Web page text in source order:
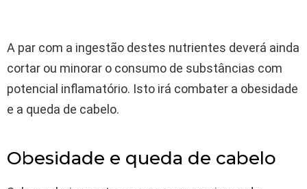
A par com a ingestão destes nutrientes deverá ainda
cortar ou minorar o consumo de substâncias com
potencial inflamatório. Isto irá combater a obesidade
e a queda de cabelo.
Obesidade e queda de cabelo